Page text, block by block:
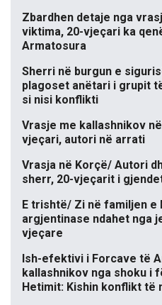
Zbardhen detaje nga
viktima, 20-vjeçari ka
Armatosura
Sherri në burgun e
plagoset anëtari i grupit
si nisi konflikti
Vrasje me kallashnikov
vjeçari, autori në arrati
Vrasja në Korçë/ Autori
sherr, 20-vjeçarit i
E trishtë/ Zi në familjen e
argjentinase ndahet nga
vjeçare
Ish-efektivi i Forcave të
kallashnikov nga shoku i
Hetimit: Kishin konflikt të